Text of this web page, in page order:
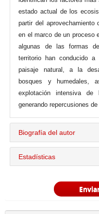
estado actual de los
partir del aprovechamiento
en el marco de un proceso
algunas de las formas
territorio han conducido
paisaje natural, a la
bosques y humedales,
explotación intensiva
generando repercusiones
Biografía del autor
Estadísticas